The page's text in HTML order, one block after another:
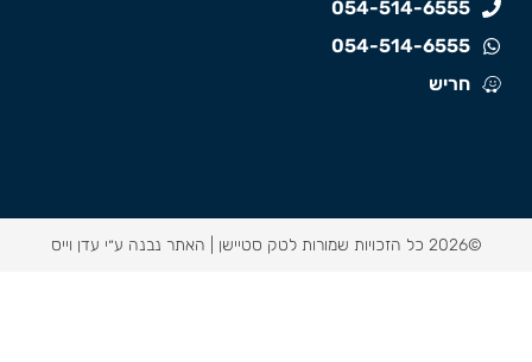
054-514-6555
054-514-6555
חריש
האתר נבנה ע״י עדן וייס